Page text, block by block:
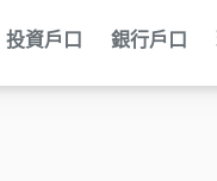
投資戶口 銀行戶口